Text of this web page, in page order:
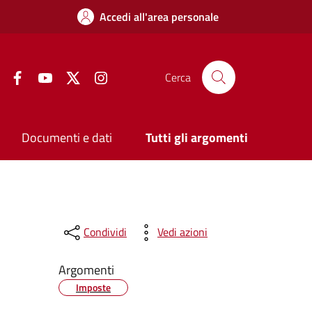
Accedi all'area personale
FacebookYouTube Twitter Cerca
Documenti e dati Tutti gli argomenti
Condividi Vedi azioni
Argomenti
Imposte